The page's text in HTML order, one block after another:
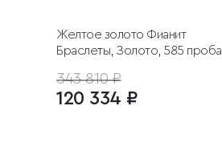
Желтое золото Фианит
Браслеты, Золото, 585 проба
343 810 ₽
120 334 ₽